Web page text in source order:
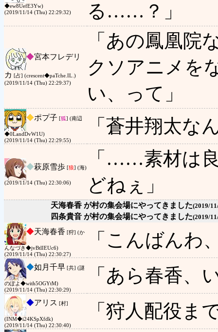
◆ew8UefE3Yw)
(2019/11/14 (Thu) 22:29:32)
る……？」
◆宮本フレデリ
カ [占] (crescent◆paTche.IL.)
(2019/11/14 (Thu) 22:29:37)
「あの鳳凰院
クソアニメを
い、って」
◆ポプ子 [狐] (南辺
◆0LandDvW1U)
(2019/11/14 (Thu) 22:29:55)
「蒼井翔太な
◆萩原雪歩 [狼] (海)
(2019/11/14 (Thu) 22:30:06)
「……素材は
どねぇ」
天海春香 が村の集会場にやってきました(2019/
四条貴音 が村の集会場にやってきました(2019/
◆天海春香 [狩] (か
んなづき◆jvBtlIEUc6)
(2019/11/14 (Thu) 22:30:27)
「こんばんわ
◆如月千早 [共] (謎
のぽよ◆with5OGYtM)
(2019/11/14 (Thu) 22:30:29)
「あら春香、
◆アリス [村]
(INM◆i24KSpXfdk)
(2019/11/14 (Thu) 22:30:40)
「狩人配役ま